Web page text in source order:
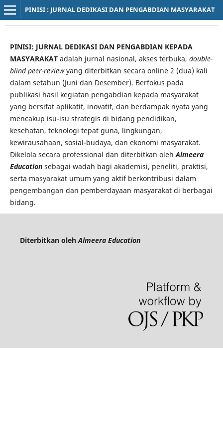
PINISI : JURNAL DEDIKASI DAN PENGABDIAN MASYARAKAT
PINISI: JURNAL DEDIKASI DAN PENGABDIAN KEPADA
MASYARAKATadalah jurnal nasional, akses terbuka, double-
blind peer-reviewyang diterbitkan secara online 2 (dua) kali
dalam setahun (Juni dan Desember). Berfokus pada
publikasi hasil kegiatan pengabdian kepada masyarakat
yang bersifat aplikatif, inovatif, dan berdampak nyata yang
mencakup isu-isu strategis di bidang pendidikan,
kesehatan, teknologi tepat guna, lingkungan,
kewirausahaan, sosial-budaya, dan ekonomi masyarakat.
Dikelola secara professional dan diterbitkan olehAlmeera
Educationsebagai wadah bagi akademisi, peneliti, praktisi,
serta masyarakat umum yang aktif berkontribusi dalam
pengembangan dan pemberdayaan masyarakat di berbagai
bidang.
Diterbitkan olehAlmeera Education